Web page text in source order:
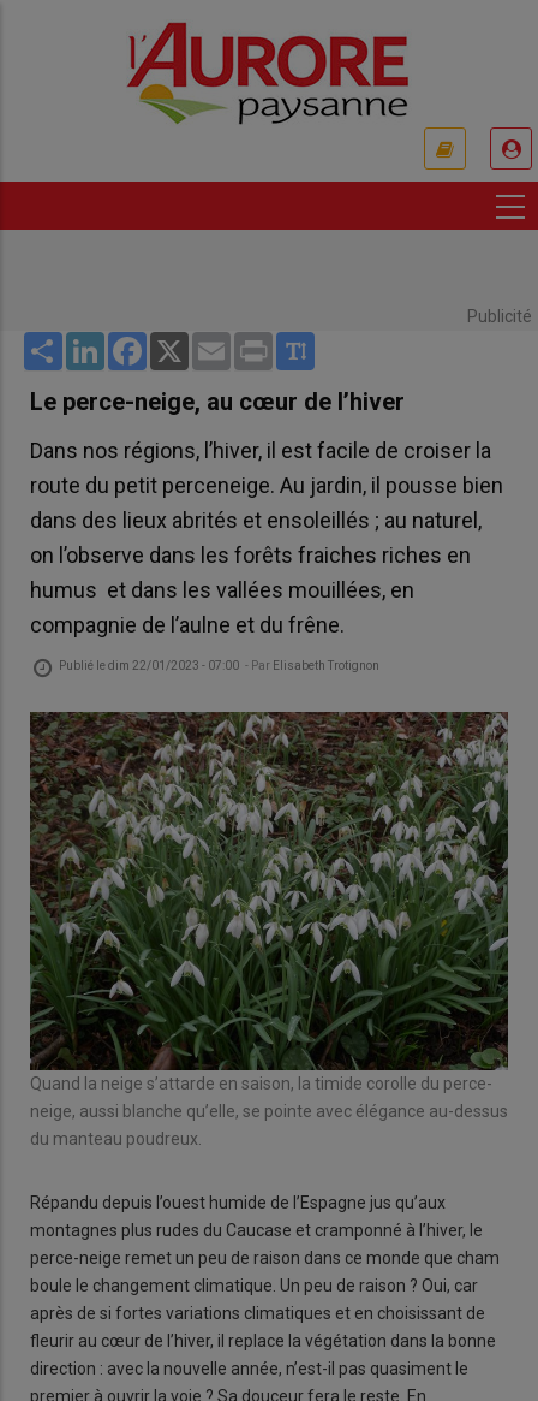
Publicité
Share LinkedInFacebook
X Email Print
Le perce-neige, au cœur de l’hiver
Dans nos régions, l’hiver, il est facile de croiser la
route du petit perceneige. Au jardin, il pousse bien
dans des lieux abrités et ensoleillés ; au naturel,
on l’observe dans les forêts fraiches riches en
humus et dans les vallées mouillées, en
compagnie de l’aulne et du frêne.
Publié ledim 22/01/2023 - 07:00 - Par Elisabeth Trotignon
Quand la neige s’attarde en saison, la timide corolle du perce-
neige, aussi blanche qu’elle, se pointe avec élégance au-dessus
du manteau poudreux.
Répandu depuis l’ouest humide de l’Espagne jus qu’aux
montagnes plus rudes du Caucase et cramponné à l’hiver, le
perce-neige remet un peu de raison dans ce monde que cham
boule le changement climatique. Un peu de raison ? Oui, car
après de si fortes variations climatiques et en choisissant de
fleurir au cœur de l’hiver, il replace la végétation dans la bonne
direction : avec la nouvelle année, n’est-il pas quasiment le
premier à ouvrir la voie ? Sa douceur fera le reste. En